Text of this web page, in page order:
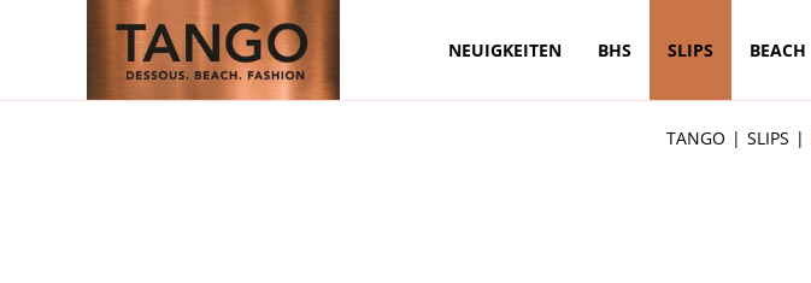
Zum Hauptinhalt springen
NEUIGKEITEN BHS SLIPS BEACH
TANGO SLIPS